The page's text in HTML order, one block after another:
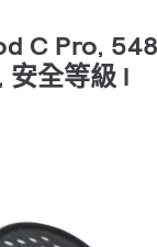
C Pro,
安全等級 I